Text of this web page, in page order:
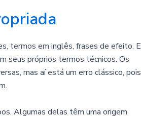
termos em inglês, frases de efeito. E
seus próprios termos técnicos. Os
mas aí está um erro clássico, pois
Algumas delas têm uma origem